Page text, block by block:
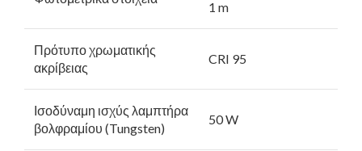
1 m
Πρότυπο χρωματικής
ακρίβειας
CRI 95
Ισοδύναμη ισχύς λαμπτήρα
βολφραμίου (Tungsten)
50 W